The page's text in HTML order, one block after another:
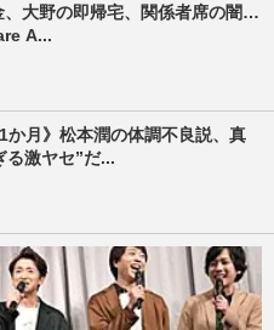
、大野の即帰宅、関係者席の闇…
A...
か月》松本潤の体調不良説、真
る激ヤセ”だ...